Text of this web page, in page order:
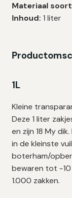
cm
zakken
Materiaal
Inhoud: 1 liter
1L
Kleine
Deze 1 liter
en zijn 18 My
in de kleinste
boterham/
bewaren tot -10
1.000 zakken.